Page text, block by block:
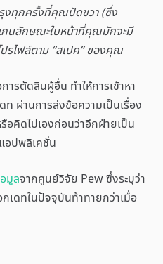
งทุกครั้งที่คุณปัดขวา (ซึ่ง
กนลักษณะใบหน้าที่คุณมักจะมี
รไฟล์ตาม “สเปค” ของคุณ
รตัดสินผู้อื่น ทำให้การเข้าหา
ผ่านการส่งข้อความเป็นเรื่อง
คิดไปเองก่อนว่าอีกฝ่ายเป็น
อปพลิเคชั่น
มูลจากศูนย์วิจัย Pew ซึ่งระบุว่า
กเดทในปัจจุบันท้าทายกว่าเมื่อ